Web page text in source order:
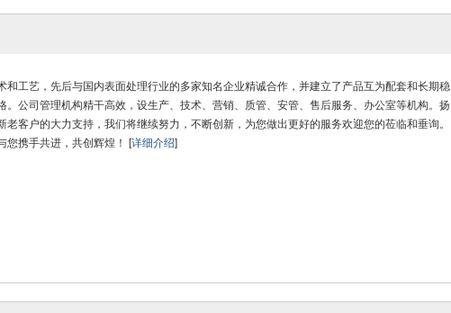
和工艺，先后与国内表面处理行业的多家知名企业精诚合作，并建立了产品互为配套和长期稳
。公司管理机构精干高效，设生产、技术、营销、质管、安管、售后服务、办公室等机构。扬
客户的大力支持，我们将继续努力，不断创新，为您做出更好的服务欢迎您的莅临和垂询。
您携手共进，共创辉煌！ [详细介绍]